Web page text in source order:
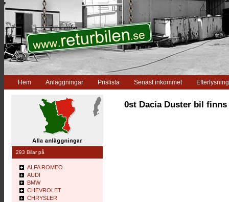
Hem Anläggningar Prislista Senast inkommet Efterlysning
0st Dacia Duster bil finns
293 Bilar på
ALFA ROMEO
AUDI
BMW
CHEVROLET
CHRYSLER